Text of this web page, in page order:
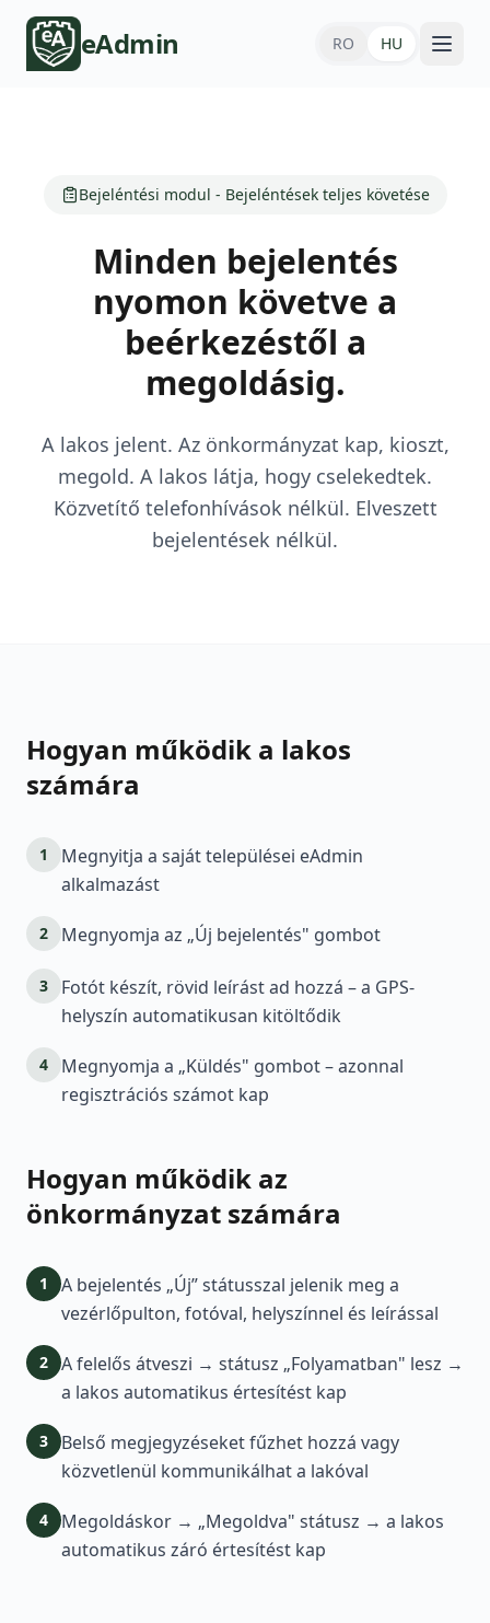
eAdmin RO HU
Bejeléntési modul - Bejeléntések teljes követése
Minden bejelentés
nyomon követve a
beérkezéstől a
megoldásig.
A lakos jelent. Az önkormányzat kap, kioszt,
megold. A lakos látja, hogy cselekedtek.
Közvetítő telefonhívások nélkül. Elveszett
bejelentések nélkül.
Hogyan működik a lakos
számára
1
Megnyitja a saját települései eAdmin
alkalmazást
2 Megnyomja az „Új bejelentés" gombot
3
Fotót készít, rövid leírást ad hozzá – a GPS-
helyszín automatikusan kitöltődik
4
Megnyomja a „Küldés" gombot – azonnal
regisztrációs számot kap
Hogyan működik az
önkormányzat számára
1
A bejelentés „Új” státusszal jelenik meg a
vezérlőpulton, fotóval, helyszínnel és leírással
2
A felelős átveszi → státusz „Folyamatban" lesz →
a lakos automatikus értesítést kap
3
Belső megjegyzéseket fűzhet hozzá vagy
közvetlenül kommunikálhat a lakóval
4
Megoldáskor → „Megoldva" státusz → a lakos
automatikus záró értesítést kap